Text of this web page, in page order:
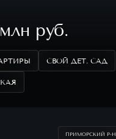
руб.
СВОЙ ДЕТ. САД
ПРИМОРСКИЙ Р-Н